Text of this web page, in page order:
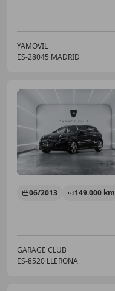
YAMOVIL
ES-28045 MADRID
06/2013 149.000 km
GARAGE CLUB
ES-8520 LLERONA